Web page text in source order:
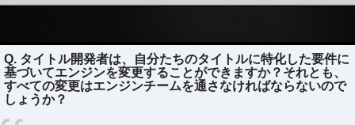
Q. タイトル開発者は、自分たちのタイトルに特化した要件に
基づいてエンジンを変更することができますか？それとも、
すべての変更はエンジンチームを通さなければならないので
しょうか？